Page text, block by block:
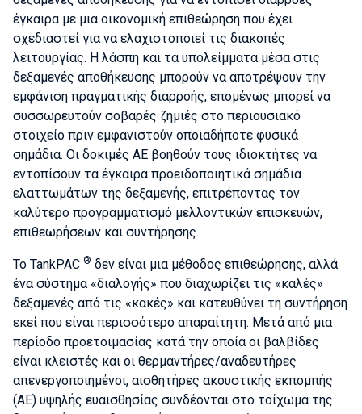
έγκαιρα με μια οικονομική επιθεώρηση που έχει
σχεδιαστεί για να ελαχιστοποιεί τις διακοπές
λειτουργίας. Η λάσπη και τα υπολείμματα μέσα στις
δεξαμενές αποθήκευσης μπορούν να αποτρέψουν την
εμφάνιση πραγματικής διαρροής, επομένως μπορεί να
συσσωρευτούν σοβαρές ζημιές στο περιουσιακό
στοιχείο πριν εμφανιστούν οποιαδήποτε φυσικά
σημάδια. Οι δοκιμές AE βοηθούν τους ιδιοκτήτες να
εντοπίσουν τα έγκαιρα προειδοποιητικά σημάδια
ελαττωμάτων της δεξαμενής, επιτρέποντας τον
καλύτερο προγραμματισμό μελλοντικών επισκευών,
επιθεωρήσεων και συντήρησης.
Το TankPAC ® δεν είναι μια μέθοδος επιθεώρησης, αλλά
ένα σύστημα «διαλογής» που διαχωρίζει τις «καλές»
δεξαμενές από τις «κακές» και κατευθύνει τη συντήρηση
εκεί που είναι περισσότερο απαραίτητη. Μετά από μια
περίοδο προετοιμασίας κατά την οποία οι βαλβίδες
είναι κλειστές και οι θερμαντήρες/αναδευτήρες
απενεργοποιημένοι, αισθητήρες ακουστικής εκπομπής
(AE) υψηλής ευαισθησίας συνδέονται στο τοίχωμα της